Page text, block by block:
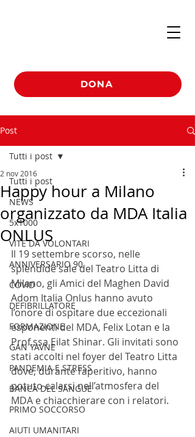
DONA
Post
Tutti i post
NEWS
5x1000
VITE DA VOLONTARI
ANNIVERSARIO 90
COVID
DEFIBRILLATORE
FORMAZIONE
GAN YAVNE
PANDEMIA E STRESS
BANCA DEL SANGUE
PRIMO SOCCORSO
AIUTI UMANITARI
Tutti i post
Happy hour a Milano
organizzato da MDA Italia
ONLUS
2 nov 2016
Il 19 settembre scorso, nelle
splendide sale del Teatro Litta di
Milano, gli Amici del Maghen David
Adom Italia Onlus hanno avuto
l’onore di ospitare due eccezionali
esponenti del MDA, Felix Lotan e la
Prof.ssa Eilat Shinar. Gli invitati sono
stati accolti nel foyer del Teatro Litta
dove, durante l’aperitivo, hanno
potuto calarsi nell’atmosfera del
MDA e chiacchierare con i relatori.